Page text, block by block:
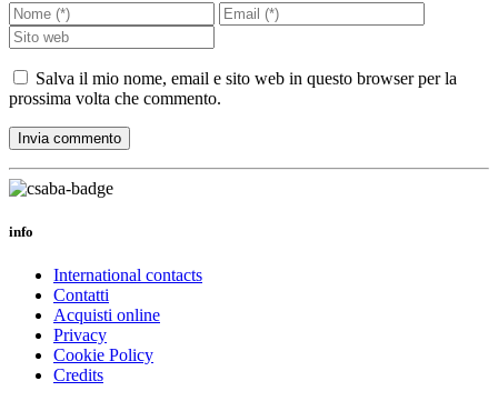
Salva il mio nome, email e sito web in questo browser per la
prossima volta che commento.
info
International contacts
Contatti
Acquisti online
Privacy
Cookie Policy
Credits